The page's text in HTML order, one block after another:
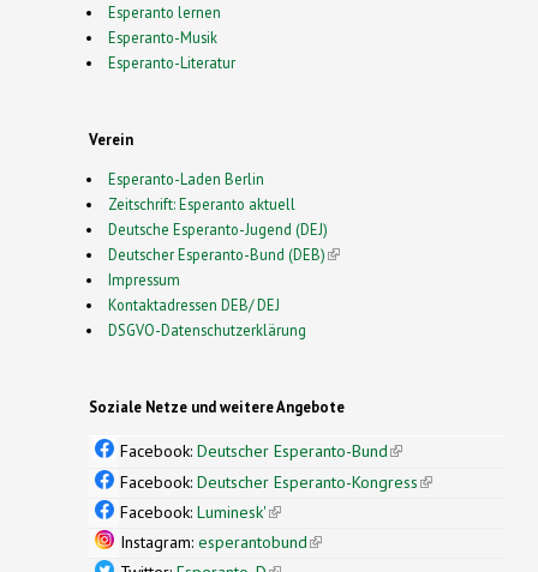
Esperanto lernen
Esperanto-Musik
Esperanto-Literatur
Verein
Esperanto-Laden Berlin
Zeitschrift: Esperanto aktuell
Deutsche Esperanto-Jugend (DEJ)
Deutscher Esperanto-Bund (DEB)(link is external)
Impressum
Kontaktadressen DEB/ DEJ
DSGVO-Datenschutzerklärung
Soziale Netze und weitere Angebote
Facebook: Deutscher Esperanto-Bund(link is
external)
Facebook: Deutscher Esperanto-Kongress(link is
Facebook: Luminesk'(link is external)
Instagram: esperantobund(link is external)